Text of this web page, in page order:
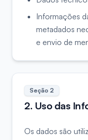
Informações
metadados
e envio de
Seção 2
2. Uso das
Os dados são